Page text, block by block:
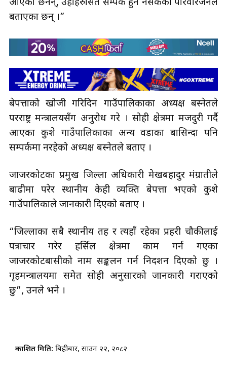
आएका छैनन्, उहाँहरुसित सम्पर्क हुन नसकेको परिवारजनले
बताएका छन् ।”
बेपत्ताको खोजी गरिदिन गाउँपालिकाका अध्यक्ष बस्नेतले
परराष्ट्र मन्त्रालयसँग अनुरोध गरे । सोही क्षेत्रमा मजदुरी गर्दै
आएका कुशे गाउँपालिकाका अन्य वडाका बासिन्दा पनि
सम्पर्कमा नरहेको अध्यक्ष बस्नेतले बताए ।
जाजरकोटका प्रमुख जिल्ला अधिकारी मेखबहादुर मंग्रातीले
बाढीमा परेर स्थानीय केही व्यक्ति बेपत्ता भएको कुशे
गाउँपालिकाले जानकारी दिएको बताए ।
“जिल्लाका सबै स्थानीय तह र त्यहाँ रहेका प्रहरी चौकीलाई
पत्राचार गरेर हर्सिल क्षेत्रमा काम गर्न गएका
जाजरकोटबासीको नाम सङ्कलन गर्न निर्देशन दिएको छु ।
गृहमन्त्रालयमा समेत सोही अनुसारको जानकारी गराएको
छु”, उनले भने ।
प्रकाशित मिति: बिहीबार, साउन २२, २०८२